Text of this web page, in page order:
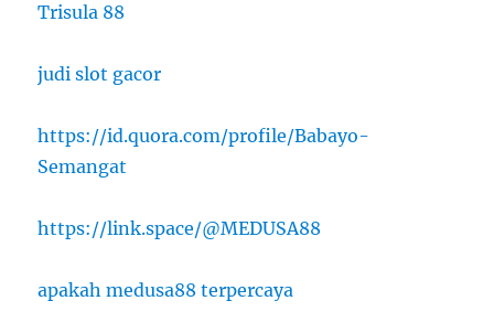
Trisula 88
judi slot gacor
https://id.quora.com/profile/Babayo-
Semangat
https://link.space/@MEDUSA88
apakah medusa88 terpercaya